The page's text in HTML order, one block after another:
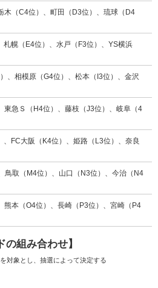
木（C4位）、町田（D3位）、琉球（D4
札幌（E4位）、水戸（F3位）、YS横浜
、相模原（G4位）、松本（I3位）、金沢
東急Ｓ（H4位）、藤枝（J3位）、岐阜（4
、FC大阪（K4位）、姫路（L3位）、奈良
鳥取（M4位）、山口（N3位）、今治（N4
熊本（O4位）、長崎（P3位）、宮崎（P4
の組み合わせ】
対象とし、抽選によって決定する